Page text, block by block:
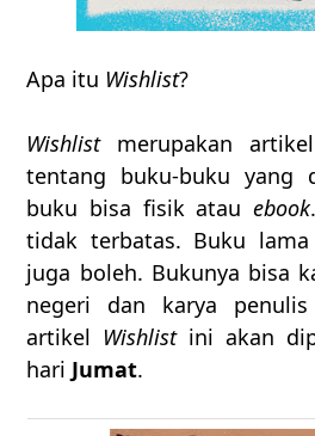
Apa itu Wishlist?
Wishlistmerupakan
tentang buku-buku yang
buku bisa fisik atau ebook
tidak terbatas. Buku
juga boleh. Bukunya bisa
negeri dan karya
artikel Wishlistini akan
hari Jumat.